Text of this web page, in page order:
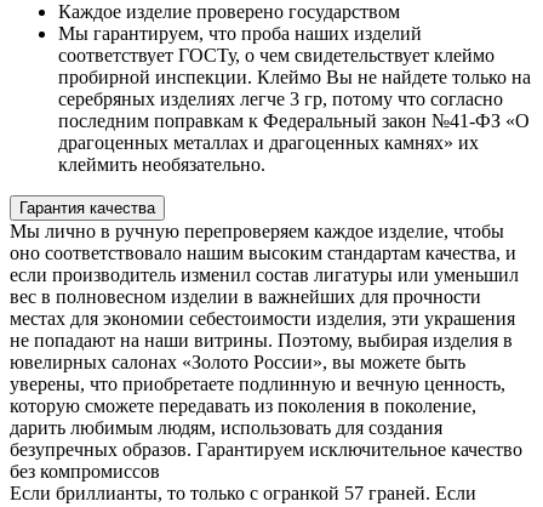
Каждое изделие проверено государством
Мы гарантируем, что проба наших изделий
соответствует ГОСТу, о чем свидетельствует клеймо
пробирной инспекции. Клеймо Вы не найдете только на
серебряных изделиях легче 3 гр, потому что согласно
последним поправкам к Федеральный закон №41-ФЗ «О
драгоценных металлах и драгоценных камнях» их
клеймить необязательно.
Гарантия качества
Мы лично в ручную перепроверяем каждое изделие, чтобы
оно соответствовало нашим высоким стандартам качества, и
если производитель изменил состав лигатуры или уменьшил
вес в полновесном изделии в важнейших для прочности
местах для экономии себестоимости изделия, эти украшения
не попадают на наши витрины. Поэтому, выбирая изделия в
ювелирных салонах «Золото России», вы можете быть
уверены, что приобретаете подлинную и вечную ценность,
которую сможете передавать из поколения в поколение,
дарить любимым людям, использовать для создания
безупречных образов. Гарантируем исключительное качество
без компромиссов
Если бриллианты, то только с огранкой 57 граней. Если